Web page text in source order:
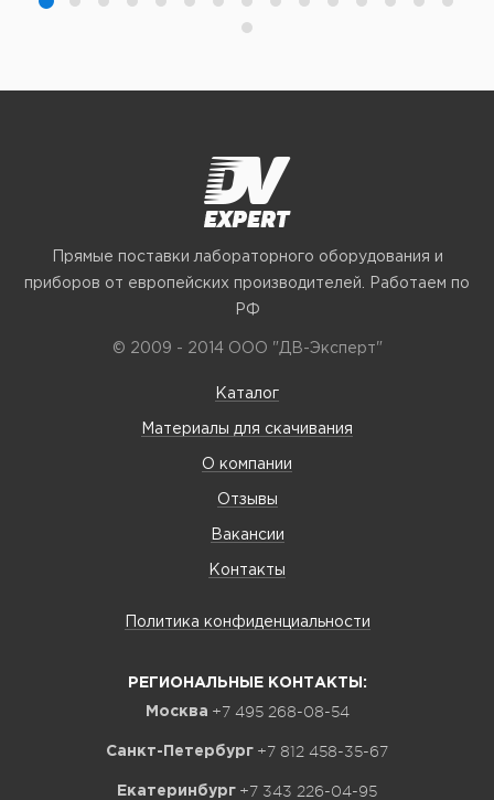
Прямые поставки лабораторного оборудования и
приборов от европейских производителей. Работаем по
РФ
© 2009 - 2014 ООО "ДВ-Эксперт"
Каталог
Материалы для скачивания
О компании
Отзывы
Вакансии
Контакты
Политика конфиденциальности
РЕГИОНАЛЬНЫЕ КОНТАКТЫ:
Москва +7 495 268-08-54
Санкт-Петербург +7 812 458-35-67
Екатеринбург +7 343 226-04-95